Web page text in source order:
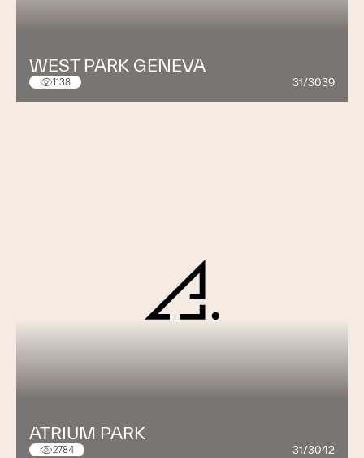
WEST PARK GENEVA
1138 31/3039
ATRIUM PARK
2784 31/3042